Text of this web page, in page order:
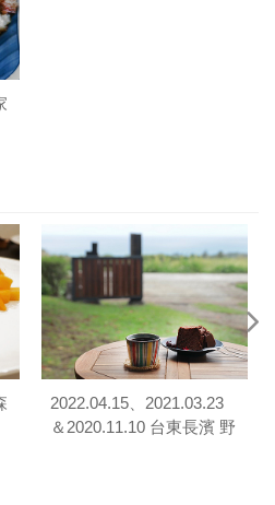
2022.04.15、2021.03.23
＆2020.11.10 台東長濱 野